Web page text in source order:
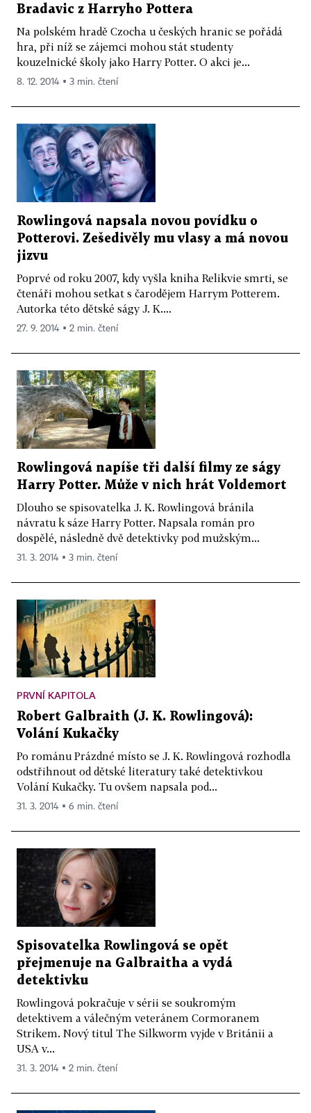
Bradavic z Harryho Pottera
Na polském hradě Czocha u českých hranic se pořádá
hra, při níž se zájemci mohou stát studenty
kouzelnické školy jako Harry Potter. O akci je...
8. 12. 2014 ▪ 3 min. čtení
Rowlingová napsala novou povídku o
Potterovi. Zešedivěly mu vlasy a má novou
jizvu
Poprvé od roku 2007, kdy vyšla kniha Relikvie smrti, se
čtenáři mohou setkat s čarodějem Harrym Potterem.
Autorka této dětské ságy J. K....
27. 9. 2014 ▪ 2 min. čtení
Rowlingová napíše tři další filmy ze ságy
Harry Potter. Může v nich hrát Voldemort
Dlouho se spisovatelka J. K. Rowlingová bránila
návratu k sáze Harry Potter. Napsala román pro
dospělé, následně dvě detektivky pod mužským...
31. 3. 2014 ▪ 3 min. čtení
PRVNÍ KAPITOLA
Robert Galbraith (J. K. Rowlingová):
Volání Kukačky
Po románu Prázdné místo se J. K. Rowlingová rozhodla
odstřihnout od dětské literatury také detektivkou
Volání Kukačky. Tu ovšem napsala pod...
31. 3. 2014 ▪ 6 min. čtení
Spisovatelka Rowlingová se opět
přejmenuje na Galbraitha a vydá
detektivku
Rowlingová pokračuje v sérii se soukromým
detektivem a válečným veteránem Cormoranem
Strikem. Nový titul The Silkworm vyjde v Británii a
USA v...
31. 3. 2014 ▪ 2 min. čtení